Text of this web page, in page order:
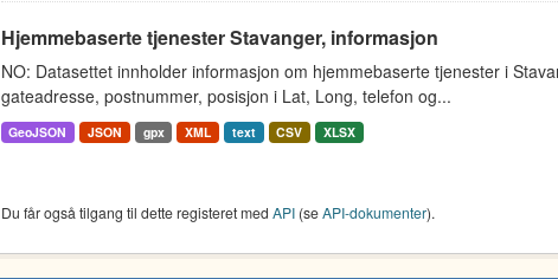
Hjemmebaserte tjenester Stavanger, informasjon
NO: Datasettet innholder informasjon om hjemmebaserte tjenester i
gateadresse, postnummer, posisjon i Lat, Long, telefon og...
GeoJSON JSON gpx XML text CSV XLSX
Du får også tilgang til dette registeret med API(seAPI-dokumenter).